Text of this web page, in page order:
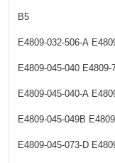
B5
E4809-032-506-A
E4809-045-040 E4809-
E4809-045-040-A
E4809-045-049B
E4809-045-073-D